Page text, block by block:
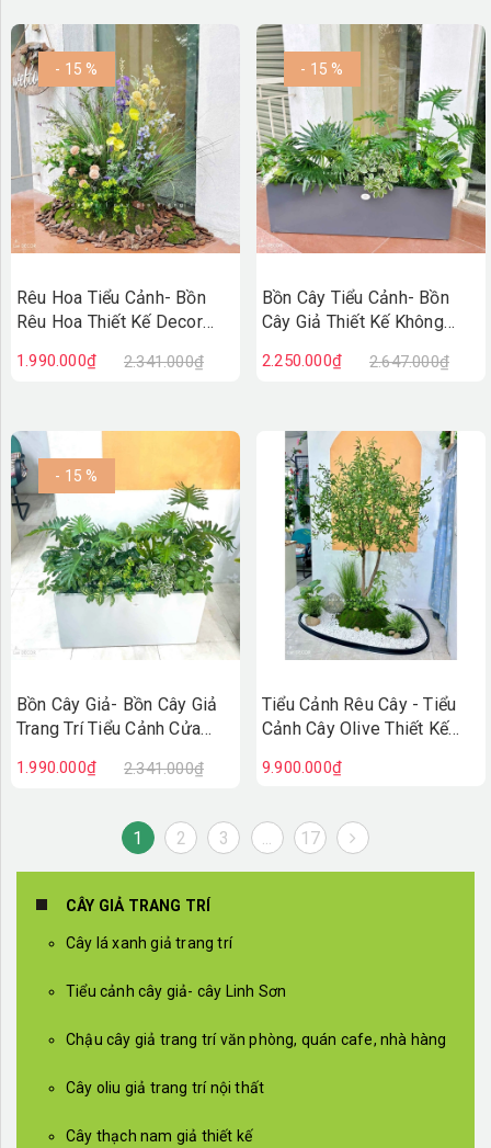
- 15 %
Rêu Hoa Tiểu Cảnh- Bồn
Rêu Hoa Thiết Kế Decor
(30X40X75cm)- RC131
1.990.000₫ 2.341.000₫
- 15 %
Bồn Cây Tiểu Cảnh- Bồn
Cây Giả Thiết Kế Không
(120X50X90CM) - BC243
2.250.000₫ 2.647.000₫
- 15 %
Bồn Cây Giả- Bồn Cây Giả
Trang Trí Tiểu Cảnh Cửa
BC242
1.990.000₫ 2.341.000₫
Tiểu Cảnh Rêu Cây - Tiểu
Cảnh Cây Olive Thiết Kế
Đại (145x115x215cm)-
9.900.000₫
1 2 3 ... 17
CÂY GIẢ TRANG TRÍ
Cây lá xanh giả trang trí
Tiểu cảnh cây giả- cây Linh Sơn
Chậu cây giả trang trí văn phòng, quán cafe, nhà hàng
Cây oliu giả trang trí nội thất
Cây thạch nam giả thiết kế